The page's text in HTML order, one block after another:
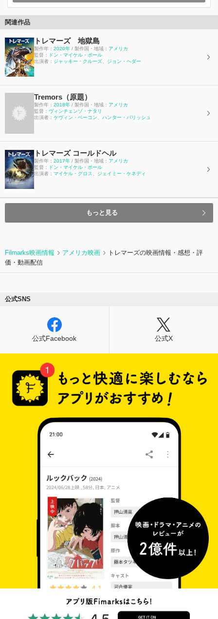
関連作品
トレマーズ 地獄島
製作年： 2020年 / 製作国・地域： アメリカ
監督：
ドン・マイケル・ポール
出演者： ジャッキー・クルーズ ジョン・ヘダー
Tremors（原題）
製作年： 2018年 / 製作国・地域： アメリカ
監督： ヴィンチェンゾ・ナタリ
出演者： ケヴィン・ベーコン ハンター・パリッシュ
トレマーズ コールドヘル
製作年： 2017年 / 製作国・地域： アメリカ
監督：
ドン・マイケル・ポール
出演者： マイケル・グロス ジェイミー・ケネディ
もっと見る
Filmarks映画情報 アメリカ映画
トレマーズの映画情報・感想・評
価・動画配信
公式SNS
公式Facebook 公式X